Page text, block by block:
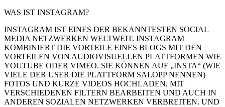
WAS IST INSTAGRAM?
INSTAGRAM IST EINES DER BEKANNTESTEN SOCIAL
MEDIA NETZWERKEN WELTWEIT. INSTAGRAM
KOMBINIERT DIE VORTEILE EINES BLOGS MIT DEN
VORTEILEN VON AUDIOVISUELLEN PLATTFORMEN WIE
YOUTUBE ODER VIMEO. SIE KÖNNEN AUF „INSTA“ (WIE
VIELE DER USER DIE PLATTFORM SALOPP NENNEN)
FOTOS UND KURZE VIDEOS HOCHLADEN, MIT
VERSCHIEDENEN FILTERN BEARBEITEN UND AUCH IN
ANDEREN SOZIALEN NETZWERKEN VERBREITEN. UND